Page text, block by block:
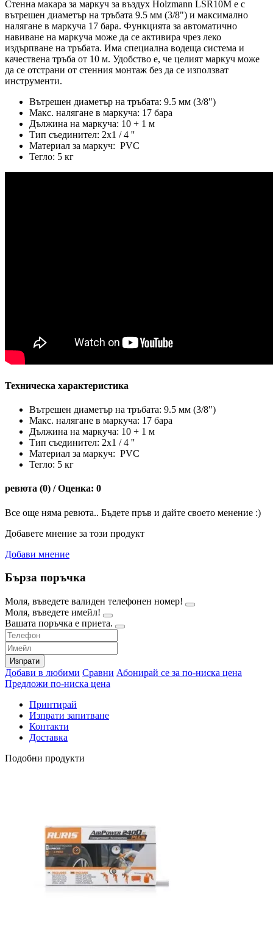
Стенна макара за маркуч за въздух Holzmann LSR10M е с
вътрешен диаметър на тръбата 9.5 мм (3/8") и максимално
налягане в маркуча 17 бара. Функцията за автоматично
навиване на маркуча може да се активира чрез леко
издърпване на тръбата. Има специална водеща система и
качествена тръба от 10 м. Удобство е, че целият маркуч може
да се отстрани от стенния монтаж без да се използват
инструменти.
Вътрешен диаметър на тръбата: 9.5 мм (3/8")
Макс. налягане в маркуча: 17 бара
Дължина на маркуча: 10 + 1 м
Тип съединител: 2x1 / 4 ''
Материал за маркуч: PVC
Тегло: 5 кг
Техническа характеристика
Вътрешен диаметър на тръбата: 9.5 мм (3/8")
Макс. налягане в маркуча: 17 бара
Дължина на маркуча: 10 + 1 м
Тип съединител: 2x1 / 4 ''
Материал за маркуч: PVC
Тегло: 5 кг
ревюта (0) / Оценка: 0
Все още няма ревюта.. Бъдете пръв и дайте своето менение :)
Добавете мнение за този продукт
Добави мнение
Бърза поръчка
Моля, въведете валиден телефонен номер!
Моля, въведете имейл!
Вашата поръчка е приета.
Изпрати
Добави в любими Сравни Абонирай се за по-ниска цена
Предложи по-ниска цена
Принтирай
Изпрати запитване
Контакти
Доставка
Подобни продукти